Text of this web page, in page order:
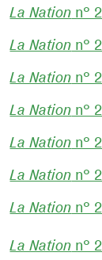
La Nationn°
La Nationn°
La Nationn°
La Nationn°
La Nationn°
La Nationn°
La Nationn°
La Nation n°